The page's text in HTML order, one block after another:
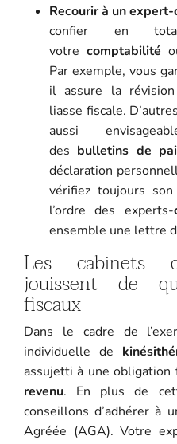
Recourir à un
confier en
votrecomptabilité
Par exemple, vous
il assure la
liasse fiscale.
aussi
des bulletins de
déclaration
vérifiez toujours
l’ordre des experts-
ensemble une lettre
Les cabinets
jouissent de
fiscaux
Dans le cadre de
individuelle de
assujetti à une obligation
revenu. En plus de
conseillons d’adhérer à
Agréée (AGA). Votre